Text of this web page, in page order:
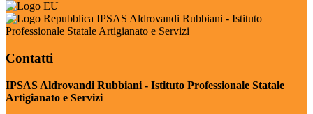
IPSAS Aldrovandi Rubbiani - Istituto
Professionale Statale Artigianato e Servizi
Contatti
IPSAS Aldrovandi Rubbiani - Istituto Professionale Statale
Artigianato e Servizi